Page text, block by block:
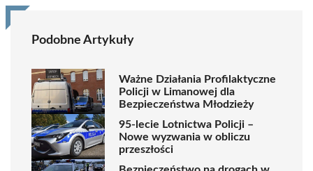
Podobne Artykuły
Ważne Działania Profilaktyczne
Policji w Limanowej dla
Bezpieczeństwa Młodzieży
95-lecie Lotnictwa Policji –
Nowe wyzwania w obliczu
przeszłości